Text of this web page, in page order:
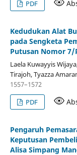
PDF
Kedudukan Alat
pada Sengketa
Putusan Nomor 7/
Laela Kuwayyis
Tirajoh, Tyazza
1557–1572
PDF
Pengaruh
Keputusan
Alisa Simpang